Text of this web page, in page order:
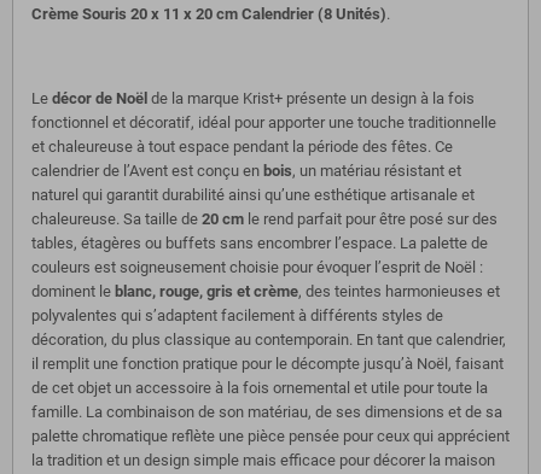
Crème Souris 20 x 11 x 20 cm Calendrier (8 Unités).
Le décor de Noël de la marque Krist+ présente un design à la fois
fonctionnel et décoratif, idéal pour apporter une touche traditionnelle
et chaleureuse à tout espace pendant la période des fêtes. Ce
calendrier de l’Avent est conçu en bois, un matériau résistant et
naturel qui garantit durabilité ainsi qu’une esthétique artisanale et
chaleureuse. Sa taille de 20 cm le rend parfait pour être posé sur des
tables, étagères ou buffets sans encombrer l’espace. La palette de
couleurs est soigneusement choisie pour évoquer l’esprit de Noël :
dominent le blanc, rouge, gris et crème, des teintes harmonieuses et
polyvalentes qui s’adaptent facilement à différents styles de
décoration, du plus classique au contemporain. En tant que calendrier,
il remplit une fonction pratique pour le décompte jusqu’à Noël, faisant
de cet objet un accessoire à la fois ornemental et utile pour toute la
famille. La combinaison de son matériau, de ses dimensions et de sa
palette chromatique reflète une pièce pensée pour ceux qui apprécient
la tradition et un design simple mais efficace pour décorer la maison